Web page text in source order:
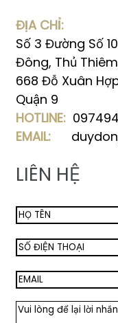
ĐỊA CHỈ:
Số 3 Đường Số
Đông, Thủ
668 Đỗ Xuân
Quận 9
HOTLINE:
EMAIL:
LIÊN HỆ